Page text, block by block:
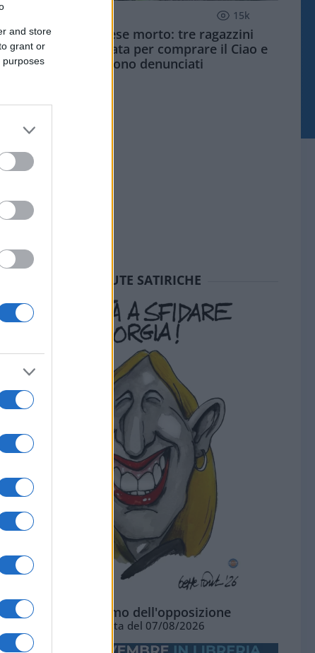
and store
grant or
purposes
15k
Siamo un Paese morto: tre ragazzini
vendono limonata per comprare il Ciao e
vengono denunciati
SEDUTE SATIRICHE
L'ottimismo dell'opposizione
Vignetta del 07/08/2026